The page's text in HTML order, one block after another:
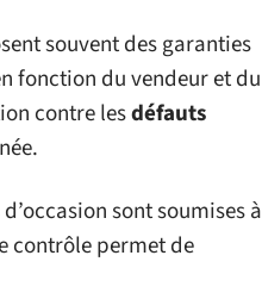
souvent des garanties
fonction du vendeur et du
contre lesdéfauts
sont soumises à
contrôle permet de